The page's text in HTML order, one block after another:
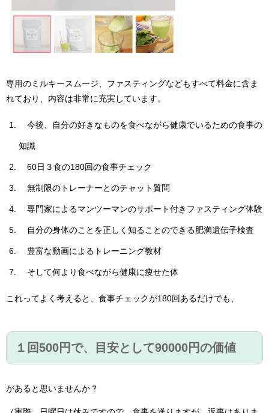
専用のミルキースムージ、ファスティングなどもすべて料金に含ま
れており、内容は非常に充実しています。
今後、自分の好きなものを食べながら健康でいるための食事の
知識
60日３食の180回の食事チェック
無制限のトレーナーとのチャット質問
専門家によるマンツーマンのサポート付きファスティング体験
自分の身体のことを正しく知ることのできる肥満遺伝子検査
豊富な動画によるトレーニング教材
そして何より食べながら健康に痩せた体
これってよく考えると、食事チェックが180回あるだけでも、
１回500円で、目安として90000円の価値
があると思いませんか？